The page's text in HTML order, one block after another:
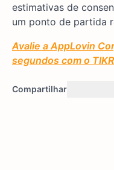
estimativas de
um ponto de partida
Avalie a AppLovin
segundos com o
Compartilhar